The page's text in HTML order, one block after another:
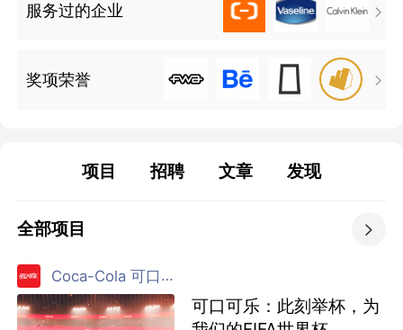
服务过的企业 
奖项荣誉 
项目 招聘 文章 发现
全部项目 
Coca-Cola 可口可乐
可口可乐：此刻举杯，为